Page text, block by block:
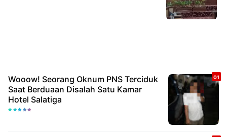
Wooow! Seorang Oknum PNS Terciduk
Saat Berduaan Disalah Satu Kamar
Hotel Salatiga